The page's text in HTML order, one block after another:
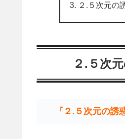
２.５次元の
２.５次
『２.５次元の